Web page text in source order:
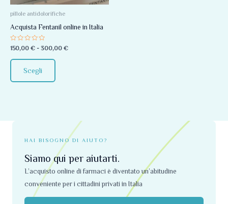
pillole antidolorifiche
Acquista Fentanil online in Italia
Valutato
0
su
5
150,00 € - 300,00 €
Scegli
opzioni
possono
scelte
nella
HAI BISOGNO DI AIUTO?
Siamo qui per aiutarti.
L’acquisto online di farmaci è diventato un’abitudine
conveniente per i cittadini privati ​​in Italia